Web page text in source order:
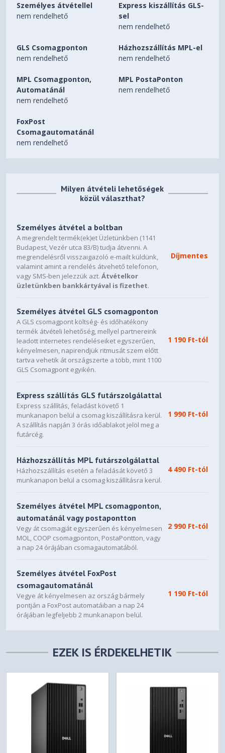
Személyes átvétellel
nem rendelhető
Express kiszállítás GLS-
sel
nem rendelhető
GLS Csomagponton
nem rendelhető
Házhozszállítás MPL-el
nem rendelhető
MPL Csomagponton,
Automatánál
nem rendelhető
MPL PostaPonton
nem rendelhető
FoxPost
Csomagautomatánál
nem rendelhető
Milyen átvételi lehetőségek
közül választhat?
Személyes átvétel a boltban
A megrendelt termék(ek)et Üzletünkben (1141
Budapest, Vezér utca 83/B) tudja átvenni. A
megrendelésről visszaigazoló e-mailt küldünk,
valamint amint a rendelés átvehető telefonon,
vagy SMS-ben jelezzük azt.Átvételkor
üzletünkben bankkártyával is fizethet.
Díjmentes
Személyes átvétel GLS csomagponton
A GLS csomagpont költség- és időhatékony
termék átvételi lehetőség, mellyel partnereink
leadott internetes rendeléseiket egyszerűen,
kényelmesen, napirendjük ritmusát szem előtt
tartva vehetik át országszerte a több, mint 1100
GLS Csomagpont egyikén.
1 190 Ft-tól
Express szállítás GLS futárszolgálattal
Express szállítás, feladást követő 1
munkanapon belül a csomag kiszállításra kerül.
A szállítás napján 3 órás időablakot jelöl meg a
futárcég.
1 990 Ft-tól
Házhozszállítás MPL futárszolgálattal
Házhozszállítás esetén a feladását követő 3
munkanapon belül a csomag kiszállításra kerül.
4 490 Ft-tól
Személyes átvétel MPL csomagponton,
automatánál vagy postapontton
Vegy át csomagját egyszerűen és kényelmesen
MOL, COOP csomagponton, PostaPontton, vagy
a nap 24 órájában csomagautomatából.
2 990 Ft-tól
Személyes átvétel FoxPost
csomagautomatánál
Vegye át kényelmesen az ország bármely
pontján a FoxPost automatáiban a nap 24
órájában legfeljebb 2 munkanapon belül.
1 190 Ft-tól
EZEK IS ÉRDEKELHETIK